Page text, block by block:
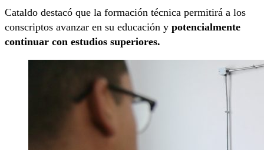
Cataldo destacó que la formación técnica permitirá a los
conscriptos avanzar en su educación y potencialmente
continuar con estudios superiores.